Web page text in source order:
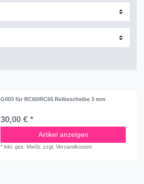
G003 für RC60/RC65 Reibescheibe 3 mm
30,00 € *
Artikel anzeigen
*inkl. ges. MwSt. zzgl.Versandkosten